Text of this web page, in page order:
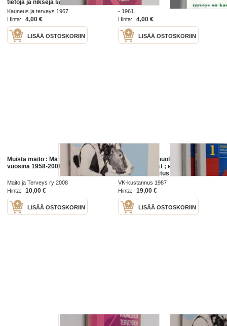
tietoja ja niksejä lähtökohtana
terveys, kauneus, mielenterveys,
hygienia sekä kodin rakentaminen,
...
Kauneus ja terveys 1967
Hinta:
4,00 €
LISÄÄ OSTOSKORIIN
- 1961
Hinta:
4,00 €
LISÄÄ OSTOSKORIIN
Muista maito : Maito ja terveys
vuosina 1958-2008
Maito ja Terveys ry 2008
Hinta:
10,00 €
LISÄÄ OSTOSKORIIN
Liikunta, lihashuolto, terveys 1-2 :
Urheiluvammat ; ennaltaehkäisy,
hoito ja kuntoutus & Terveys ja
liikunta
VK-kustannus 1987
Hinta:
19,00 €
LISÄÄ OSTOSKORIIN